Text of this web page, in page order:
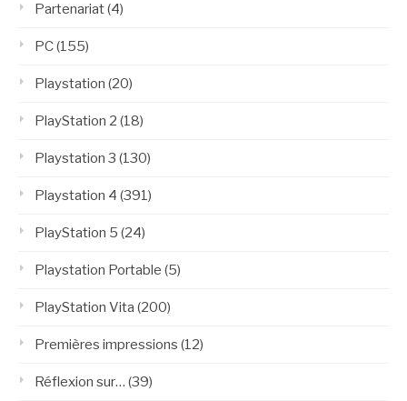
Partenariat(4)
PC(155)
Playstation (20)
PlayStation 2 (18)
Playstation 3 (130)
Playstation 4 (391)
PlayStation 5 (24)
Playstation Portable (5)
PlayStation Vita (200)
Premières impressions (12)
Réflexion sur… (39)